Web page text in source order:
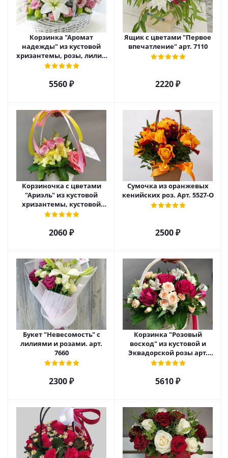
Корзинка "Аромат
надежды" из кустовой
хризантемы, розы, лилий
и эустомы. арт. 7751
5560 ₽
Ящик с цветами "Первое
впечатление" арт. 7110
2220 ₽
Корзиночка с цветами
"Ариэль" из кустовой
хризантемы, кустовой
розы и альстромерии арт.
2060 ₽
Сумочка из оранжевых
кенийских роз. Арт. 5527-О
2500 ₽
Букет "Невесомость" с
лилиями и розами. арт.
7660
2300 ₽
Корзинка "Розовый
восход" из кустовой и
Эквадорской розы арт.
5520
5610 ₽